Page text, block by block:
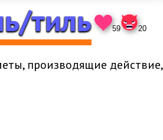
тиль 59 20
производящие действие,
Вы боты?